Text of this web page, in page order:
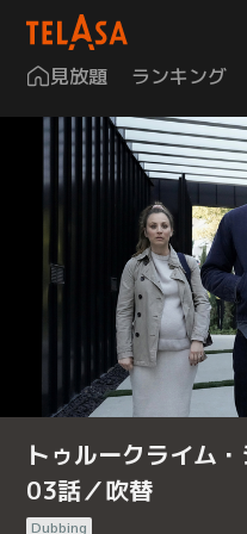
見放題 ランキング
トゥルークライム
03話／吹替
Dubbing